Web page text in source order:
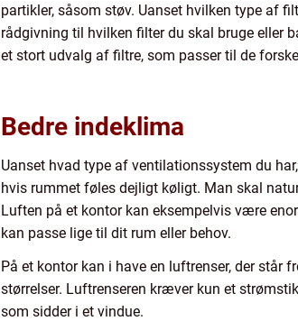
partikler, såsom støv. Uanset hvilken type af
rådgivning til hvilken filter du skal bruge eller
et stort udvalg af filtre, som passer til de
Bedre indeklima
Uanset hvad type af ventilationssystem du
hvis rummet føles dejligt køligt. Man skal
Luften på et kontor kan eksempelvis være
kan passe lige til dit rum eller behov.
På et kontor kan i have en luftrenser, der står
størrelser. Luftrenseren kræver kun et
som sidder i et vindue.